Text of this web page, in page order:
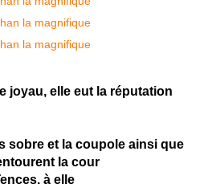
joyau, elle eut la réputation
sobre et la coupole ainsi que
la cour
à elle